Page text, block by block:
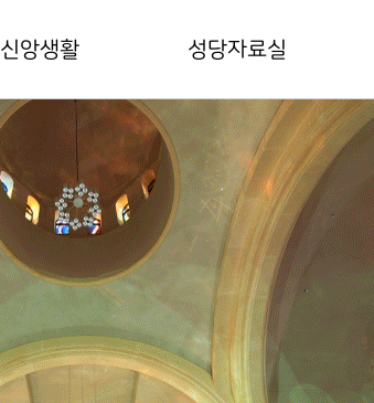
신앙생활
미사안내
예비신자안내
혼배안내
장례안내
성당자료실
본당 간행물
전례상식
범어공동체양식
평신도협의회
성경대학
꾸리아협의회
제대회